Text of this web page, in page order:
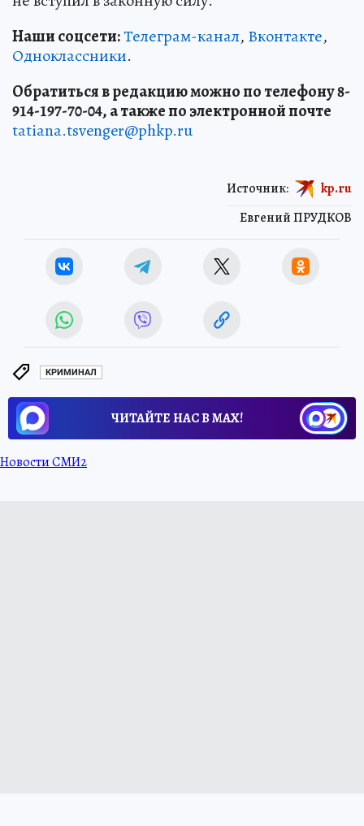
Наши соцсети:Телеграм-канал, Вконтакте,
Одноклассники.
Обратиться в редакцию можно по телефону 8-
914-197-70-04, а также по электронной почте
tatiana.tsvenger@phkp.ru
Евгений ПРУДКОВ
Источник: kp.ru
КРИМИНАЛ
ЧИТАЙТЕ НАС В МАХ!
Новости СМИ2